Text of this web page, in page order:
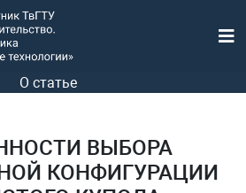
О статье
ВЫБОРА
КОНФИГУРАЦИИ